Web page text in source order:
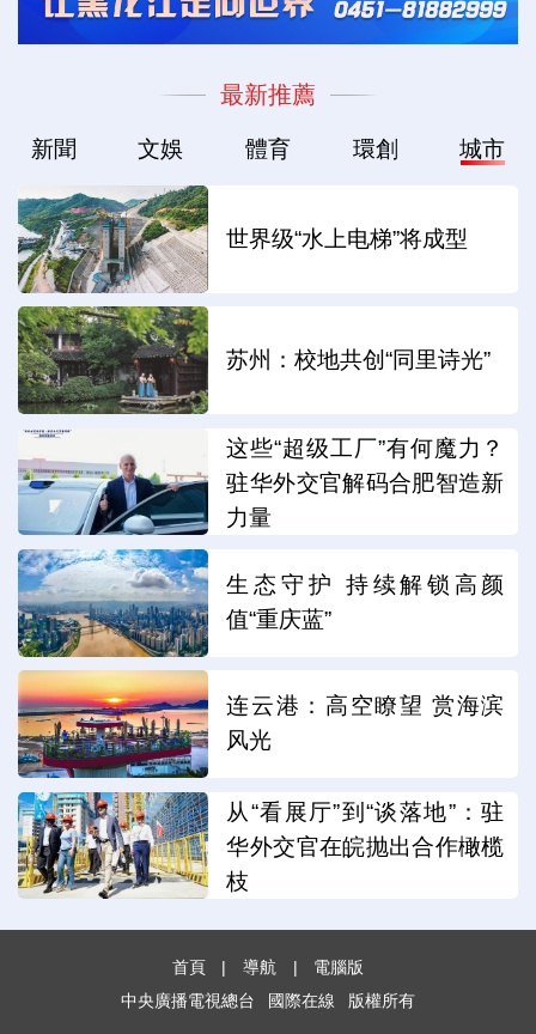
最新推薦
新聞 文娛 體育 環創 城市
世界级“水上电梯”将成型
苏州：校地共创“同里诗光”
这些“超级工厂”有何魔力？
驻华外交官解码合肥智造新
力量
生态守护 持续解锁高颜
值“重庆蓝”
连云港：高空瞭望 赏海滨
风光
从“看展厅”到“谈落地”：驻
华外交官在皖抛出合作橄榄
枝
首頁 | 導航 |
電腦版
中央廣播電視總台
國際在線 版權所有